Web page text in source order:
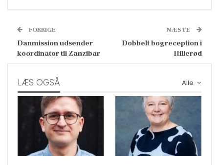
FORRIGE
Danmission udsender
koordinator til Zanzibar
NÆSTE
Dobbelt bogreception i
Hillerød
Alle
LÆS OGSÅ